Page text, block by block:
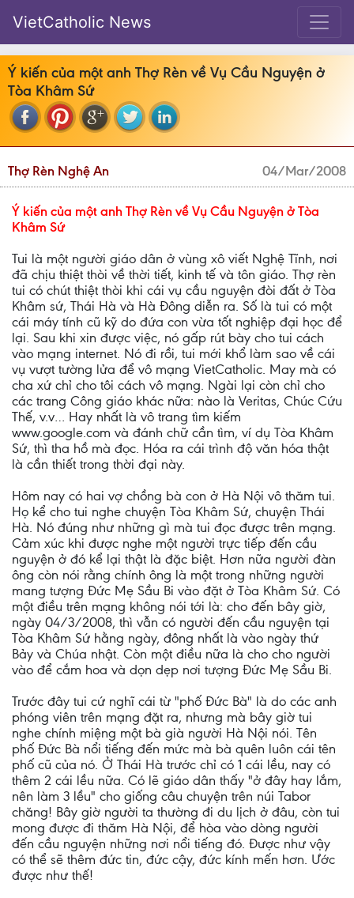
VietCatholic News
Ý kiến của một anh Thợ Rèn về Vụ Cầu Nguyện ở
Tòa Khâm Sứ
Thợ Rèn Nghệ An 04/Mar/2008
Ý kiến của một anh Thợ Rèn về Vụ Cầu Nguyện ở Tòa
Khâm Sứ
Tui là một người giáo dân ở vùng xô viết Nghệ Tĩnh, nơi
đã chịu thiệt thòi về thời tiết, kinh tế và tôn giáo. Thợ rèn
tui có chút thiệt thòi khi cái vụ cầu nguyện đòi đất ở Tòa
Khâm sứ, Thái Hà và Hà Đông diễn ra. Số là tui có một
cái máy tính cũ kỹ do đứa con vừa tốt nghiệp đại học để
lại. Sau khi xin được việc, nó gấp rút bày cho tui cách
vào mạng internet. Nó đi rồi, tui mới khổ làm sao về cái
vụ vượt tường lửa để vô mạng VietCatholic. May mà có
cha xứ chỉ cho tôi cách vô mạng. Ngài lại còn chỉ cho
các trang Công giáo khác nữa: nào là Veritas, Chúc Cứu
Thế, v.v… Hay nhất là vô trang tìm kiếm
www.google.com và đánh chữ cần tìm, ví dụ Tòa Khâm
Sứ, thì tha hồ mà đọc. Hóa ra cái trình độ văn hóa thật
là cần thiết trong thời đại này.
Hôm nay có hai vợ chồng bà con ở Hà Nội vô thăm tui.
Họ kể cho tui nghe chuyện Tòa Khâm Sứ, chuyện Thái
Hà. Nó đúng như những gì mà tui đọc được trên mạng.
Cảm xúc khi được nghe một người trực tiếp đến cầu
nguyện ở đó kể lại thật là đặc biệt. Hơn nữa người đàn
ông còn nói rằng chính ông là một trong những người
mang tượng Đức Mẹ Sầu Bi vào đặt ở Tòa Khâm Sứ. Có
một điều trên mạng không nói tới là: cho đến bây giờ,
ngày 04/3/2008, thì vẫn có người đến cầu nguyện tại
Tòa Khâm Sứ hằng ngày, đông nhất là vào ngày thứ
Bảy và Chúa nhật. Còn một điều nữa là cho cho người
vào để cắm hoa và dọn dẹp nơi tượng Đức Mẹ Sầu Bi.
Trước đây tui cứ nghĩ cái từ "phố Đức Bà" là do các anh
phóng viên trên mạng đặt ra, nhưng mà bây giờ tui
nghe chính miệng một bà già người Hà Nội nói. Tên
phố Đức Bà nổi tiếng đến mức mà bà quên luôn cái tên
phố cũ của nó. Ở Thái Hà trước chỉ có 1 cái lều, nay có
thêm 2 cái lều nữa. Có lẽ giáo dân thấy "ở đây hay lắm,
nên làm 3 lều" cho giống câu chuyện trên núi Tabor
chăng! Bây giờ người ta thường đi du lịch ở đâu, còn tui
mong được đi thăm Hà Nội, để hòa vào dòng người
đến cầu nguyện những nơi nổi tiếng đó. Được như vậy
có thể sẽ thêm đức tin, đức cậy, đức kính mến hơn. Ước
được như thế!